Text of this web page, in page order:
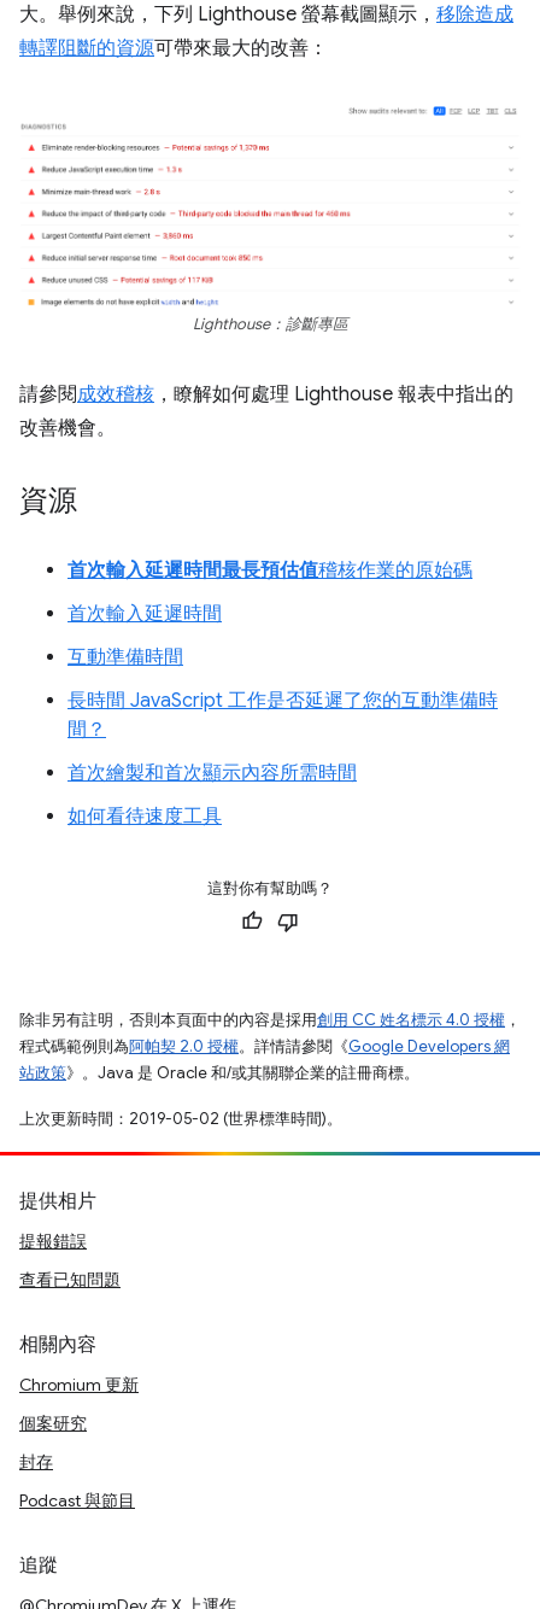
大。舉例來說，下列 Lighthouse 螢幕截圖顯示， 移除造成
轉譯阻斷的資源可帶來最大的改善：
Lighthouse：診斷專區
請參閱成效稽核 ，瞭解如何處理 Lighthouse 報表中指出的
改善機會。
資源
首次輸入延遲時間最長預估值稽核作業的原始碼
首次輸入延遲時間
互動準備時間
長時間 JavaScript 工作是否延遲了您的互動準備時
間？
首次繪製和首次顯示內容所需時間
如何看待速度工具
這對你有幫助嗎？
除非另有註明，否則本頁面中的內容是採用創用 CC 姓名標示 4.0 授權 ，
程式碼範例則為阿帕契 2.0 授權。詳情請參閱《Google Developers 網
站政策》。Java 是 Oracle 和/或其關聯企業的註冊商標。
上次更新時間：2019-05-02 (世界標準時間)。
提供相片
提報錯誤
查看已知問題
相關內容
Chromium 更新
個案研究
封存
Podcast 與節目
追蹤